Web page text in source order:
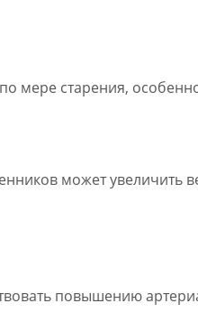
мере старения,
может увеличить
повышению